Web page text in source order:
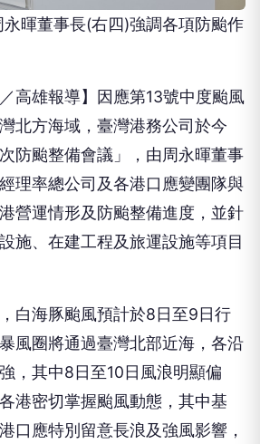
暉董事長(右四)強調各項防颱作
高雄報導】因應第13號中度颱風
北方海域，臺灣港務公司於今
次防颱整備會議」，由周永暉董事
理率總公司及各港口應變團隊與
營運情形及防颱整備進度，並針
施、在建工程及旅運設施等項目
白海豚颱風預計於8日至9日行
風圈將通過臺灣北部近海，各沿
，其中8日至10日風浪明顯偏
港密切掌握颱風動態，其中基
口應特別留意長浪及強風影響，